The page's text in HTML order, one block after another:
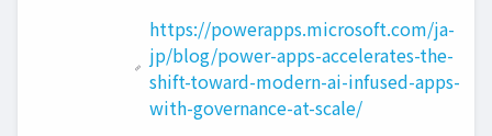
https://powerapps.microsoft.com/ja-
jp/blog/power-apps-accelerates-the-
shift-toward-modern-ai-infused-apps-
with-governance-at-scale/